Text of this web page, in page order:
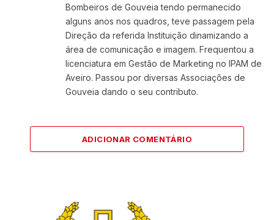
Bombeiros de Gouveia tendo permanecido
alguns anos nos quadros, teve passagem pela
Direção da referida Instituição dinamizando a
área de comunicação e imagem. Frequentou a
licenciatura em Gestão de Marketing no IPAM de
Aveiro. Passou por diversas Associações de
Gouveia dando o seu contributo.
ADICIONAR COMENTÁRIO